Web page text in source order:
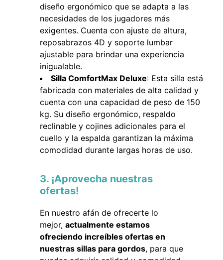
diseño ergonómico que se adapta a las
necesidades de los jugadores más
exigentes. Cuenta con ajuste de altura,
reposabrazos 4D y soporte lumbar
ajustable para brindar una experiencia
inigualable.
Silla ComfortMax Deluxe: Esta silla está
fabricada con materiales de alta calidad y
cuenta con una capacidad de peso de 150
kg. Su diseño ergonómico, respaldo
reclinable y cojines adicionales para el
cuello y la espalda garantizan la máxima
comodidad durante largas horas de uso.
3. ¡Aprovecha nuestras
ofertas!
En nuestro afán de ofrecerte lo
mejor, actualmente estamos
ofreciendo increíbles ofertas en
nuestras sillas para gordos, para que